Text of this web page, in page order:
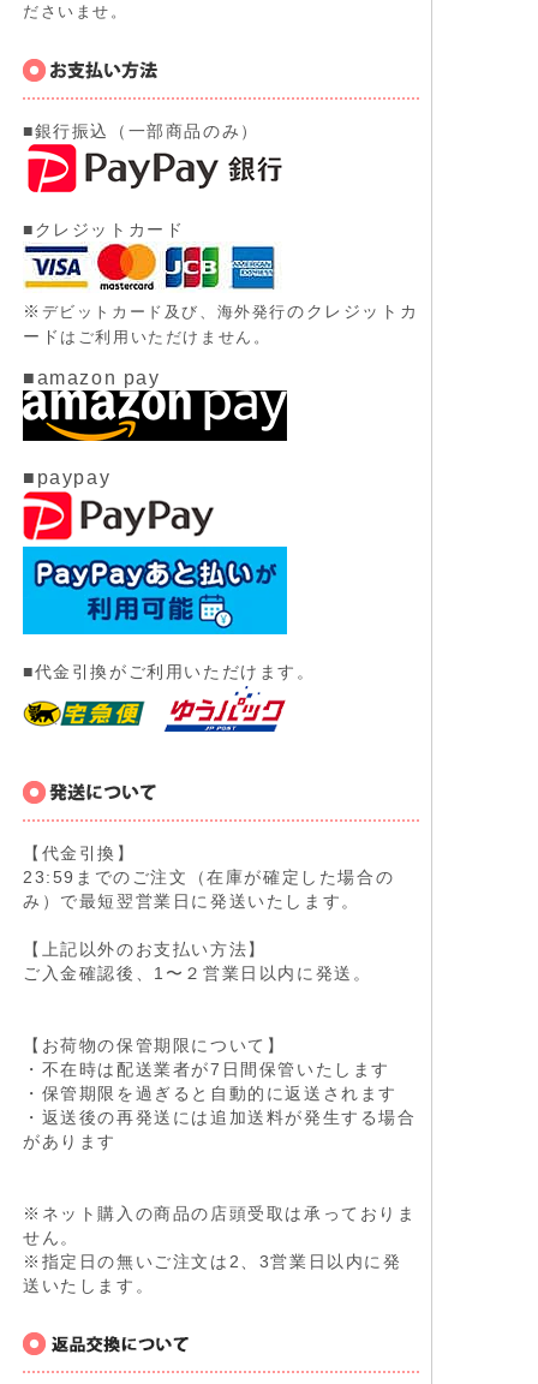
ださいませ。
■銀行振込（一部商品のみ）
■クレジットカード
※ デビットカード及び、 海外発行のクレジットカ
ード はご利用いただけません。
■amazon pay
■paypay
■代金引換がご利用いただけます。
【代金引換】
23:59までのご注文（在庫が確定した場合の
み）で最短翌営業日に発送いたします。
【上記以外のお支払い方法】
ご入金確認後、1〜２営業日以内に発送。
【お荷物の保管期限について】
・不在時は配送業者が7日間保管いたします
・保管期限を過ぎると自動的に返送されます
・返送後の再発送には追加送料が発生する場合
があります
※ネット購入の商品の店頭受取は承っておりま
せん。
※指定日の無いご注文は2、3営業日以内に発
送いたします。